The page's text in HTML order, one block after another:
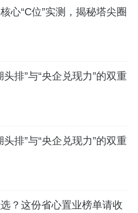
心“C位”实测，揭秘塔尖圈
排”与“央企兑现力”的双重
排”与“央企兑现力”的双重
？这份省心置业榜单请收